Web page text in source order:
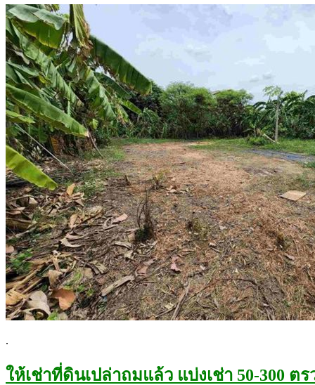
.
ให้เช่าที่ดินเปล่าถมแล้ว แบ่งเช่า 50-300 ต